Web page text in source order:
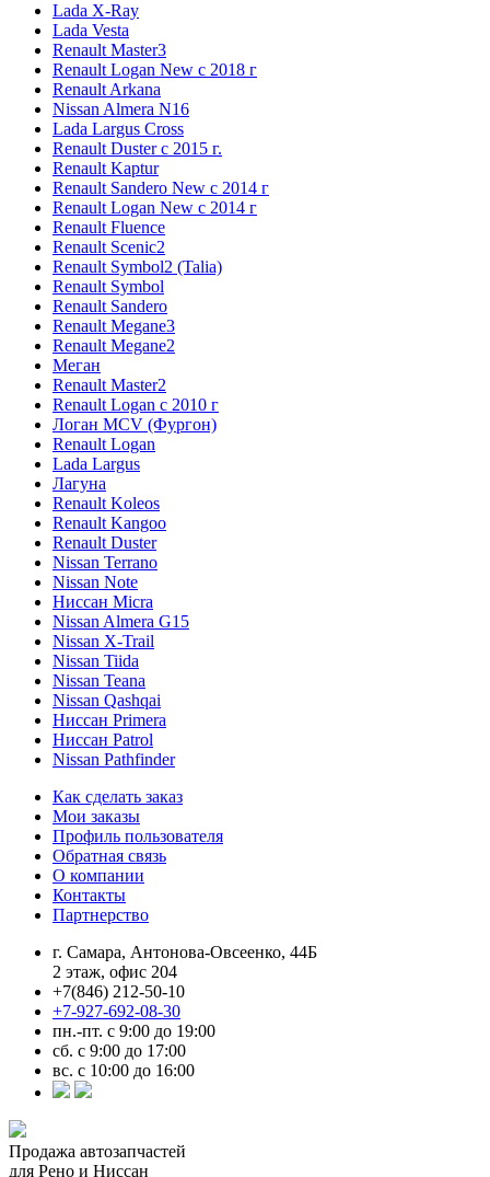
Lada X-Ray
Lada Vesta
Renault Master3
Renault Logan New с 2018 г
Renault Arkana
Nissan Almera N16
Lada Largus Cross
Renault Duster с 2015 г.
Renault Kaptur
Renault Sandero New с 2014 г
Renault Logan New с 2014 г
Renault Fluence
Renault Scenic2
Renault Symbol2 (Talia)
Renault Symbol
Renault Sandero
Renault Megane3
Renault Megane2
Меган
Renault Master2
Renault Logan c 2010 г
Логан МСV (Фургон)
Renault Logan
Lada Largus
Лагуна
Renault Koleos
Renault Kangoo
Renault Duster
Nissan Terrano
Nissan Note
Ниссан Micra
Nissan Almera G15
Nissan X-Trail
Nissan Tiida
Nissan Teana
Nissan Qashqai
Ниссан Primera
Ниссан Patrol
Nissan Pathfinder
Как сделать заказ
Мои заказы
Профиль пользователя
Обратная связь
О компании
Контакты
Партнерство
г. Самара, Антонова-Овсеенко, 44Б
2 этаж, офис 204
+7(846) 212-50-10
+7-927-692-08-30
пн.-пт. с 9:00 до 19:00
сб. с 9:00 до 17:00
вс. с 10:00 до 16:00
Продажа автозапчастей
для Рено и Ниссан